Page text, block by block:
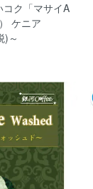
ク「マサイA
ケニア
)～